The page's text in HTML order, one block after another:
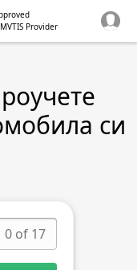
Provider
си
0 of 17